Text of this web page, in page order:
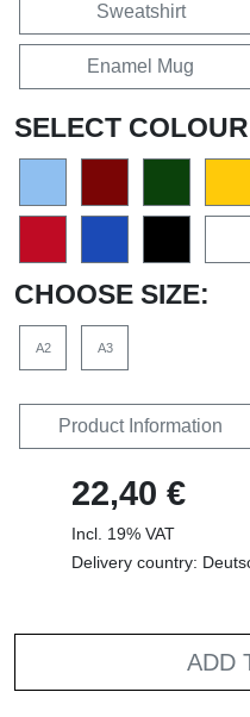
Sweatshirt
Enamel Mug
SELECT COLOUR
CHOOSE SIZE:
A2 A3
Product Information
22,40 €
Incl. 19% VAT
Delivery country:
ADD